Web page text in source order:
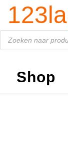
zoeken
Shop